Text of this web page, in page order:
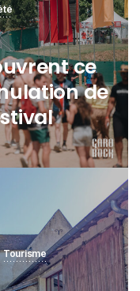
ce
de
Tourisme